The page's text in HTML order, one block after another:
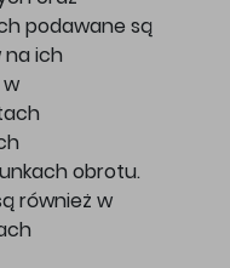
podawane są
ich
obrotu.
również w